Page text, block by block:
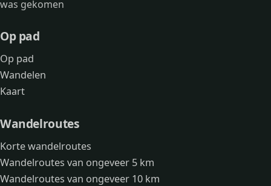
was gekomen
Op pad
Op pad
Wandelen
Kaart
Wandelroutes
Korte wandelroutes
Wandelroutes van ongeveer 5 km
Wandelroutes van ongeveer 10 km